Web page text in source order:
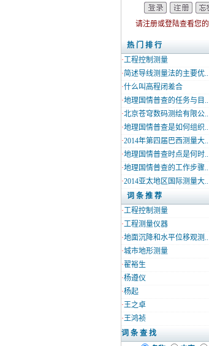
请注册或登陆查看您
热 门 排 行
·工程控制测量
·简述导线测量法的主要优..
·什么叫高程闭差合
·地理国情普查的任务与目..
·北京苍穹数码测绘有限公..
·地理国情普查是如何组织..
·2014年第四届巴西测量大..
·地理国情普查时点是何时..
·地理国情普查的工作步骤..
·2014亚太地区国际测量大..
词 条 推 荐
·工程控制测量
·工程测量仪器
·地面沉降和水平位移观测..
·城市地形测量
·翟裕生
·杨遵仪
·杨起
·王之卓
·王鸿祯
词 条 查 找